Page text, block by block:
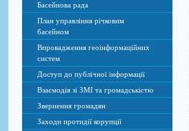
Басейнова рада
План управління річковим
басейном
Впровадження геоінформаційних
систем
Доступ до публічної інформації
Взаємодія зі ЗМІ та громадськістю
Звернення громадян
Заходи протидії корупції